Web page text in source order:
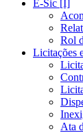
E-Sic [I]
Rol
Licitações
Ata